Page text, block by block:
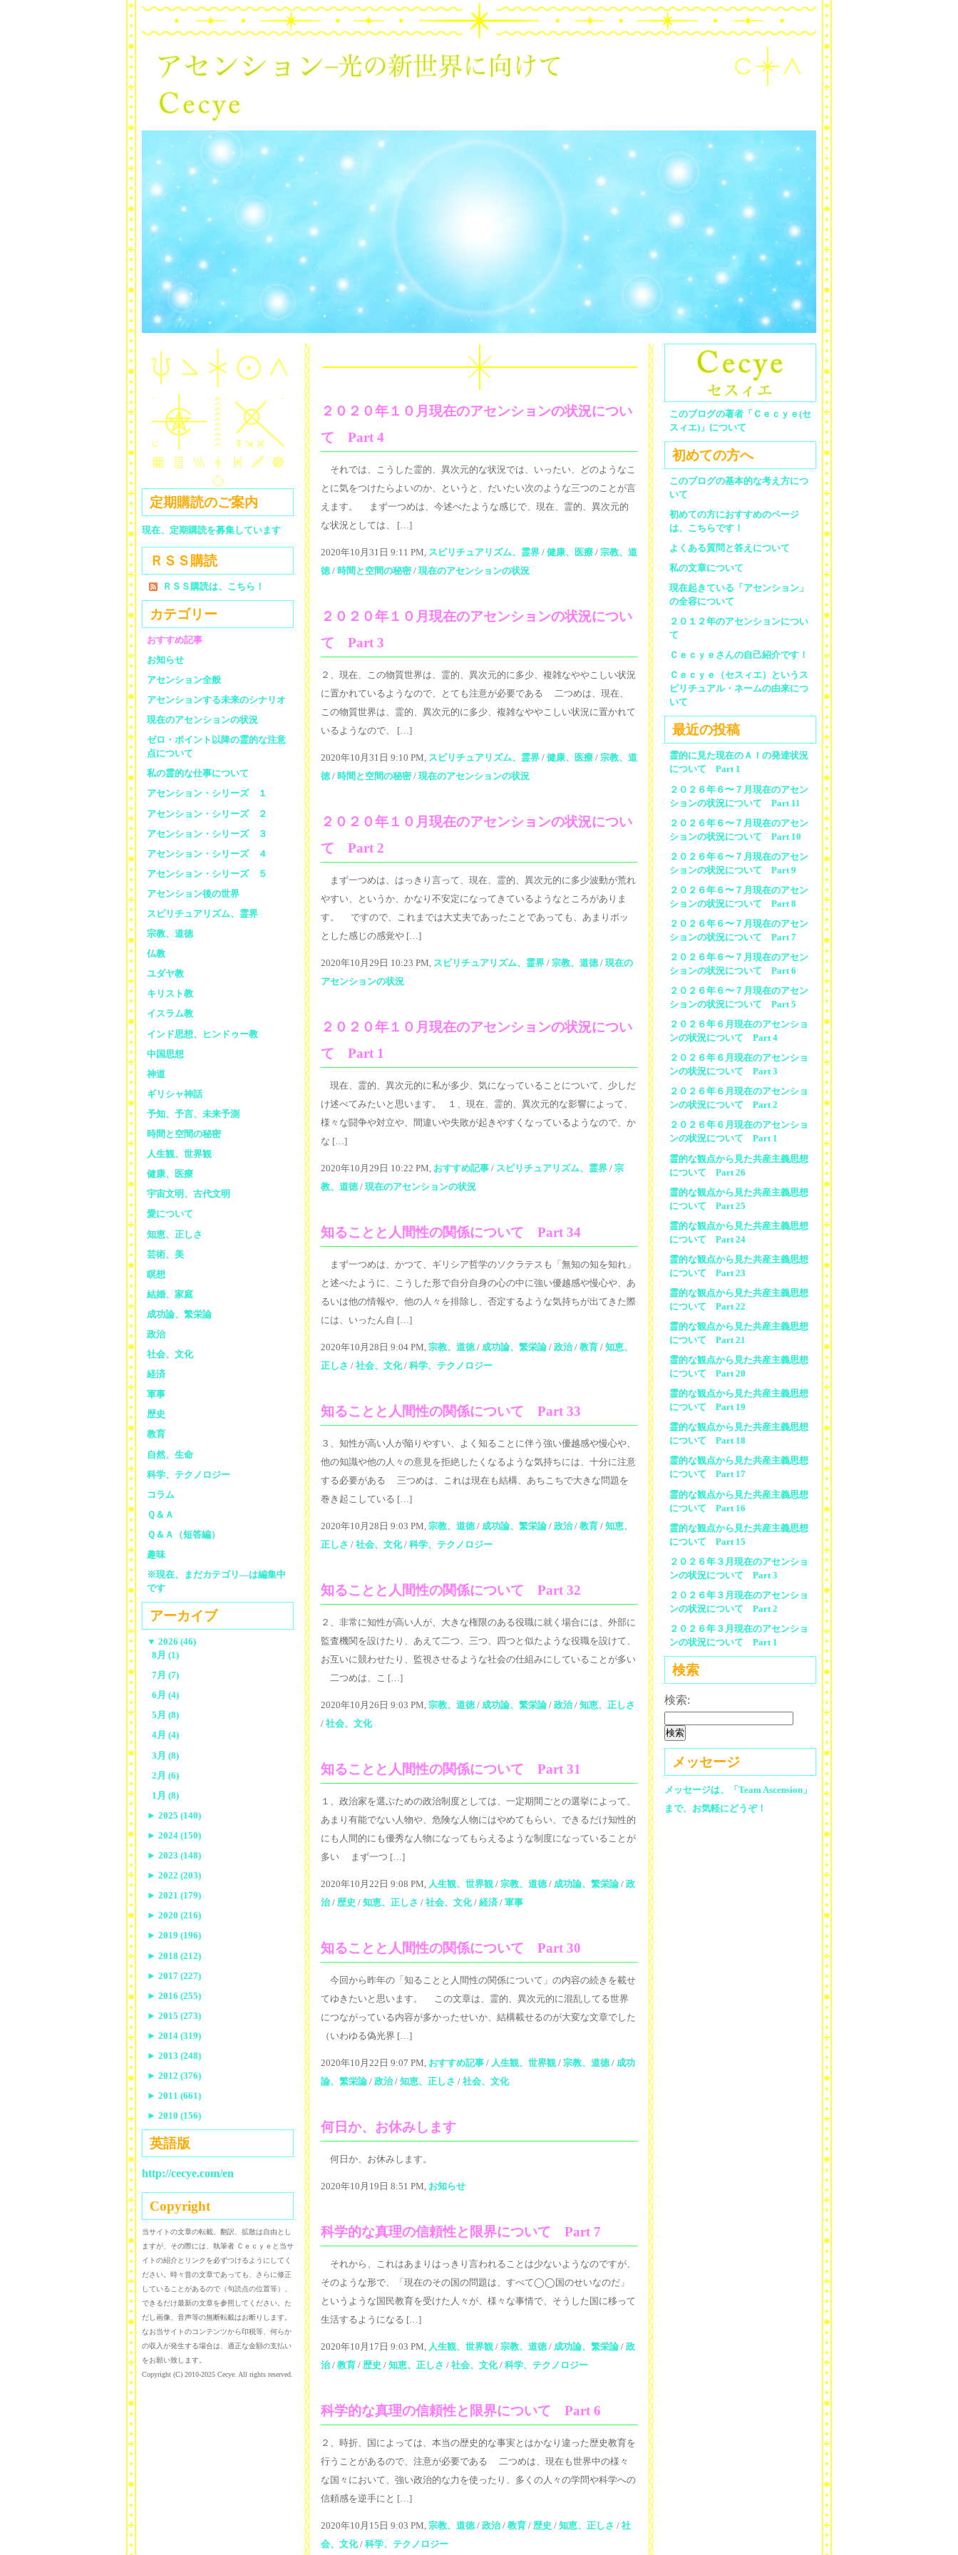
２０２０年１０月現在のアセンションの状況につい
て Part 4
それでは、こうした霊的、異次元的な状況では、いったい、どのようなこ
とに気をつけたらよいのか、というと、だいたい次のような三つのことが言
えます。 まず一つめは、今述べたような感じで、現在、霊的、異次元的
な状況としては、 […]
2020年10月31日 9:11 PM, スピリチュアリズム、霊界 / 健康、医療 / 宗教、道
徳 / 時間と空間の秘密/ 現在のアセンションの状況
２０２０年１０月現在のアセンションの状況につい
て Part 3
２、現在、この物質世界は、霊的、異次元的に多少、複雑なややこしい状況
に置かれているようなので、とても注意が必要である 二つめは、現在、
この物質世界は、霊的、異次元的に多少、複雑なややこしい状況に置かれて
いるようなので、 […]
2020年10月31日 9:10 PM, スピリチュアリズム、霊界 / 健康、医療 / 宗教、道
徳 / 時間と空間の秘密/ 現在のアセンションの状況
２０２０年１０月現在のアセンションの状況につい
て Part 2
まず一つめは、はっきり言って、現在、霊的、異次元的に多少波動が荒れ
やすい、というか、かなり不安定になってきているようなところがありま
す。 ですので、これまでは大丈夫であったことであっても、あまりボッ
とした感じの感覚や […]
2020年10月29日 10:23 PM, スピリチュアリズム、霊界 / 宗教、道徳 / 現在の
アセンションの状況
２０２０年１０月現在のアセンションの状況につい
て Part 1
現在、霊的、異次元的に私が多少、気になっていることについて、少しだ
け述べてみたいと思います。 １、現在、霊的、異次元的な影響によって、
様々な闘争や対立や、間違いや失敗が起きやすくなっているようなので、か
な […]
2020年10月29日 10:22 PM, おすすめ記事 / スピリチュアリズム、霊界 / 宗
教、道徳 / 現在のアセンションの状況
知ることと人間性の関係について Part 34
まず一つめは、かつて、ギリシア哲学のソクラテスも「無知の知を知れ」
と述べたように、こうした形で自分自身の心の中に強い優越感や慢心や、あ
るいは他の情報や、他の人々を排除し、否定するような気持ちが出てきた際
には、いったん自 […]
2020年10月28日 9:04 PM, 宗教、道徳 / 成功論、繁栄論 / 政治/ 教育 / 知恵、
正しさ / 社会、文化/ 科学、テクノロジー
知ることと人間性の関係について Part 33
３、知性が高い人が陥りやすい、よく知ることに伴う強い優越感や慢心や、
他の知識や他の人々の意見を拒絶したくなるような気持ちには、十分に注意
する必要がある 三つめは、これは現在も結構、あちこちで大きな問題を
巻き起こしている […]
2020年10月28日 9:03 PM, 宗教、道徳 / 成功論、繁栄論 / 政治/ 教育 / 知恵、
正しさ / 社会、文化/ 科学、テクノロジー
知ることと人間性の関係について Part 32
２、非常に知性が高い人が、大きな権限のある役職に就く場合には、外部に
監査機関を設けたり、あえて二つ、三つ、四つと似たような役職を設けて、
お互いに競わせたり、監視させるような社会の仕組みにしていることが多い
二つめは、こ […]
2020年10月26日 9:03 PM, 宗教、道徳 / 成功論、繁栄論 / 政治/ 知恵、正しさ
/ 社会、文化
知ることと人間性の関係について Part 31
１、政治家を選ぶための政治制度としては、一定期間ごとの選挙によって、
あまり有能でない人物や、危険な人物にはやめてもらい、できるだけ知性的
にも人間的にも優秀な人物になってもらえるような制度になっていることが
多い まず一つ […]
2020年10月22日 9:08 PM, 人生観、世界観 / 宗教、道徳 / 成功論、繁栄論 / 政
治/ 歴史 / 知恵、正しさ / 社会、文化/ 経済 / 軍事
知ることと人間性の関係について Part 30
今回から昨年の「知ることと人間性の関係について」の内容の続きを載せ
てゆきたいと思います。 この文章は、霊的、異次元的に混乱してる世界
につながっている内容が多かったせいか、結構載せるのが大変な文章でした
（いわゆる偽光界 […]
2020年10月22日 9:07 PM, おすすめ記事 / 人生観、世界観 / 宗教、道徳 / 成功
論、繁栄論 / 政治/ 知恵、正しさ / 社会、文化
何日か、お休みします
何日か、お休みします。
2020年10月19日 8:51 PM, お知らせ
科学的な真理の信頼性と限界について Part 7
それから、これはあまりはっきり言われることは少ないようなのですが、
そのような形で、「現在のその国の問題は、すべて◯◯国のせいなのだ」
というような国民教育を受けた人々が、様々な事情で、そうした国に移って
生活するようになる […]
2020年10月17日 9:03 PM, 人生観、世界観 / 宗教、道徳 / 成功論、繁栄論 / 政
治/ 教育 / 歴史 / 知恵、正しさ / 社会、文化/ 科学、テクノロジー
科学的な真理の信頼性と限界について Part 6
２、時折、国によっては、本当の歴史的な事実とはかなり違った歴史教育を
行うことがあるので、注意が必要である 二つめは、現在も世界中の様々
な国々において、強い政治的な力を使ったり、多くの人々の学問や科学への
信頼感を逆手にと […]
2020年10月15日 9:03 PM, 宗教、道徳 / 政治/ 教育 / 歴史 / 知恵、正しさ / 社
会、文化/ 科学、テクノロジー
このブログの著者「Ｃｅｃｙｅ(セ
スィエ)」について
初めての方へ
このブログの基本的な考え方につ
いて
初めての方におすすめのページ
は、こちらです！
よくある質問と答えについて
私の文章について
現在起きている「アセンション」
の全容について
２０１２年のアセンションについ
て
Ｃｅｃｙｅさんの自己紹介です！
Ｃｅｃｙｅ（セスィエ）というス
ピリチュアル・ネームの由来につ
いて
最近の投稿
霊的に見た現在のＡＩの発達状況
について Part 1
２０２６年６〜７月現在のアセン
ションの状況について Part 11
２０２６年６〜７月現在のアセン
ションの状況について Part 10
２０２６年６〜７月現在のアセン
ションの状況について Part 9
２０２６年６〜７月現在のアセン
ションの状況について Part 8
２０２６年６〜７月現在のアセン
ションの状況について Part 7
２０２６年６〜７月現在のアセン
ションの状況について Part 6
２０２６年６〜７月現在のアセン
ションの状況について Part 5
２０２６年６月現在のアセンショ
ンの状況について Part 4
２０２６年６月現在のアセンショ
ンの状況について Part 3
２０２６年６月現在のアセンショ
ンの状況について Part 2
２０２６年６月現在のアセンショ
ンの状況について Part 1
霊的な観点から見た共産主義思想
について Part 26
霊的な観点から見た共産主義思想
について Part 25
霊的な観点から見た共産主義思想
について Part 24
霊的な観点から見た共産主義思想
について Part 23
霊的な観点から見た共産主義思想
について Part 22
霊的な観点から見た共産主義思想
について Part 21
霊的な観点から見た共産主義思想
について Part 20
霊的な観点から見た共産主義思想
について Part 19
霊的な観点から見た共産主義思想
について Part 18
霊的な観点から見た共産主義思想
について Part 17
霊的な観点から見た共産主義思想
について Part 16
霊的な観点から見た共産主義思想
について Part 15
２０２６年３月現在のアセンショ
ンの状況について Part 3
２０２６年３月現在のアセンショ
ンの状況について Part 2
２０２６年３月現在のアセンショ
ンの状況について Part 1
検索
検索:
メッセージ
メッセージは、「Team Ascension」
まで、お気軽にどうぞ！
定期購読のご案内
現在、定期購読を募集しています
ＲＳＳ購読
ＲＳＳ購読は、こちら！
カテゴリー
おすすめ記事
お知らせ
アセンション全般
アセンションする未来のシナリオ
現在のアセンションの状況
ゼロ・ポイント以降の霊的な注意
点について
私の霊的な仕事について
アセンション・シリーズ １
アセンション・シリーズ ２
アセンション・シリーズ ３
アセンション・シリーズ ４
アセンション・シリーズ ５
アセンション後の世界
スピリチュアリズム、霊界
宗教、道徳
仏教
ユダヤ教
キリスト教
イスラム教
インド思想、ヒンドゥー教
中国思想
神道
ギリシャ神話
予知、予言、未来予測
時間と空間の秘密
人生観、世界観
健康、医療
宇宙文明、古代文明
愛について
知恵、正しさ
芸術、美
瞑想
結婚、家庭
成功論、繁栄論
政治
社会、文化
経済
軍事
歴史
教育
自然、生命
科学、テクノロジー
コラム
Ｑ＆Ａ
Ｑ＆Ａ（短答編）
趣味
※現在、まだカテゴリ—は編集中
です
アーカイブ
▼ 2026 (46)
8月 (1)
7月 (7)
6月 (4)
5月 (8)
4月 (4)
3月 (8)
2月 (6)
1月 (8)
► 2025 (140)
► 2024 (150)
► 2023 (148)
► 2022 (203)
► 2021 (179)
► 2020 (216)
► 2019 (196)
► 2018 (212)
► 2017 (227)
► 2016 (255)
► 2015 (273)
► 2014 (319)
► 2013 (248)
► 2012 (376)
► 2011 (661)
► 2010 (156)
英語版
http://cecye.com/en
Copyright
当サイトの文章の転載、翻訳、拡散は自由とし
ますが、その際には、執筆者 Ｃｅｃｙｅと当サ
イトの紹介とリンクを必ずつけるようにしてく
ださい。時々昔の文章であっても、さらに修正
していることがあるので（句読点の位置等）、
できるだけ最新の文章を参照してください。た
だし画像、音声等の無断転載はお断りします。
なお当サイトのコンテンツから印税等、何らか
の収入が発生する場合は、適正な金額の支払い
をお願い致します。
Copyright (C) 2010-2025 Cecye. All rights reserved.